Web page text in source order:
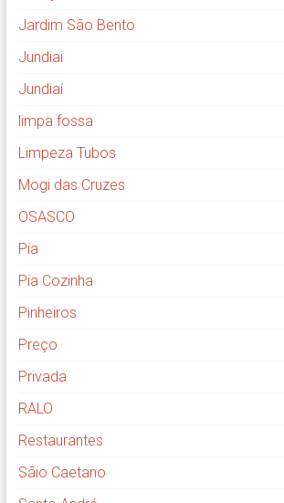
Jardim São Bento
Jundiai
Jundiaí
limpa fossa
Limpeza Tubos
Mogi das Cruzes
OSASCO
Pia
Pia Cozinha
Pinheiros
Preço
Privada
RALO
Restaurantes
Sãio Caetano